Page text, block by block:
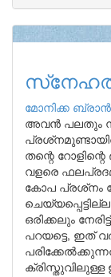
മോനിക്ക
അവൻ പലതും
തന്റെ
വളരെ
കോപ പ്രശ്‌നം
ഒരിക്കലും
പറയട്ടെ, ഇത്